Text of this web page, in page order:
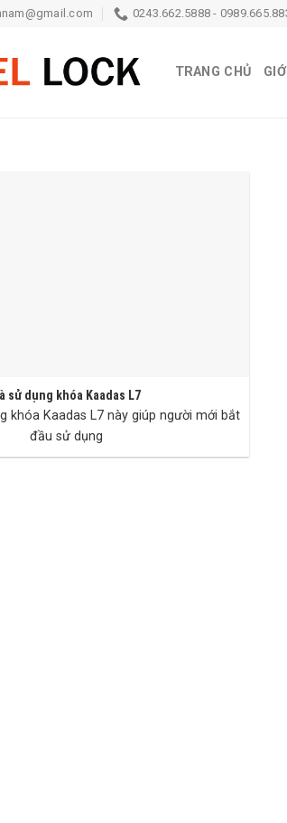
0243.662.5888 -
TRANG CHỦ
sử dụng khóa Kaadas L7
khóa Kaadas L7 này giúp người mới bắt
đầu sử dụng